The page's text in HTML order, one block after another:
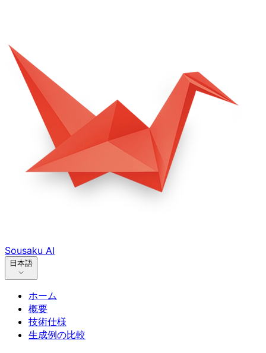
Sousaku AI
日本語
ホーム
概要
技術仕様
生成例の比較